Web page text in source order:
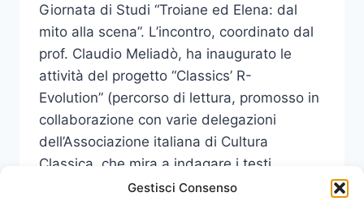
Gestisci Consenso
Giornata di Studi “Troiane ed Elena: dal
mito alla scena”. L’incontro, coordinato dal
prof. Claudio Meliadò, ha inaugurato le
attività del progetto “Classics’ R-
Evolution” (percorso di lettura, promosso in
collaborazione con varie delegazioni
dell’Associazione italiana di Cultura
Classica, che mira a indagare i testi
classici, dalla loro…